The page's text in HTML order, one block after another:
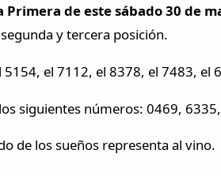
de este sábado 30 de
y tercera posición.
el 7112, el 8378, el 7483, el
siguientes números: 0469,
de los sueños representa al vino.